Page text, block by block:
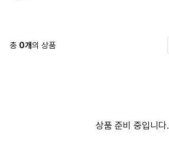
총 0개의 상품
상품 준비 중입니다.